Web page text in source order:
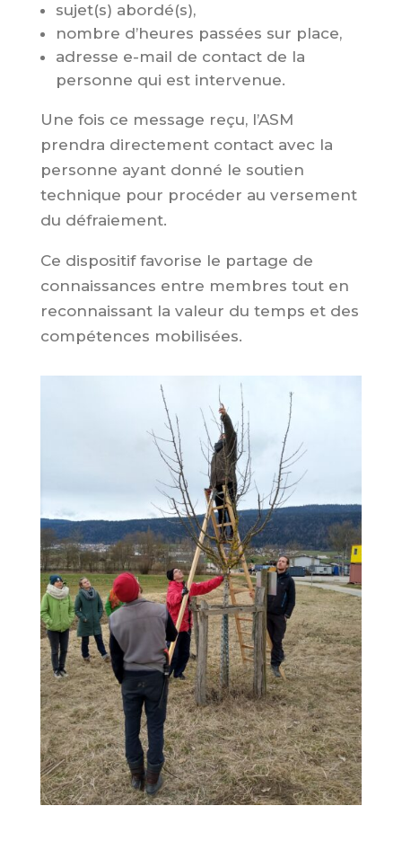
sujet(s) abordé(s),
nombre d’heures passées sur place,
adresse e-mail de contact de la
personne qui est intervenue.
Une fois ce message reçu, l’ASM
prendra directement contact avec la
personne ayant donné le soutien
technique pour procéder au versement
du défraiement.
Ce dispositif favorise le partage de
connaissances entre membres tout en
reconnaissant la valeur du temps et des
compétences mobilisées.